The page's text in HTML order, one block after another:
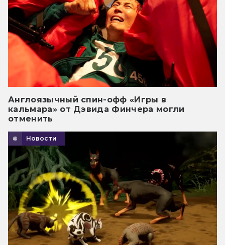
Англоязычный спин-офф «Игры в
кальмара» от Дэвида Финчера могли
отменить
Новости